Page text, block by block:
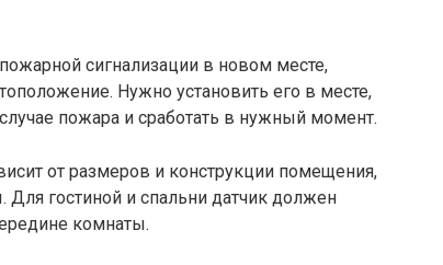
сигнализации в новом месте,
Нужно установить его в месте,
пожара и сработать в нужный момент.
от размеров и конструкции помещения,
гостиной и спальни датчик должен
комнаты.